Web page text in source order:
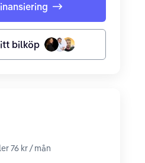
bilköp
76 kr / mån